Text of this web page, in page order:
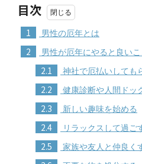
目次
1 男性の厄年とは
2 男性が厄年にやると良い
2.1 神社で厄払いしても
2.2 健康診断や人間ドッ
2.3 新しい趣味を始める
2.4 リラックスして過ご
2.5 家族や友人と仲良く